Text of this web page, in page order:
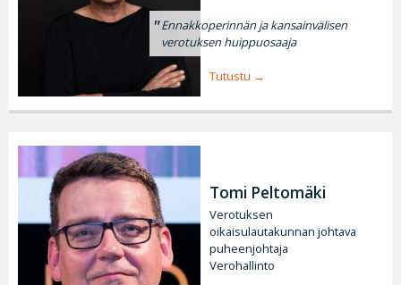
Ennakkoperinnän ja kansainvälisen
verotuksen huippuosaaja
Tutustu
Tomi Peltomäki
Verotuksen
oikaisulautakunnan johtava
puheenjohtaja
Verohallinto